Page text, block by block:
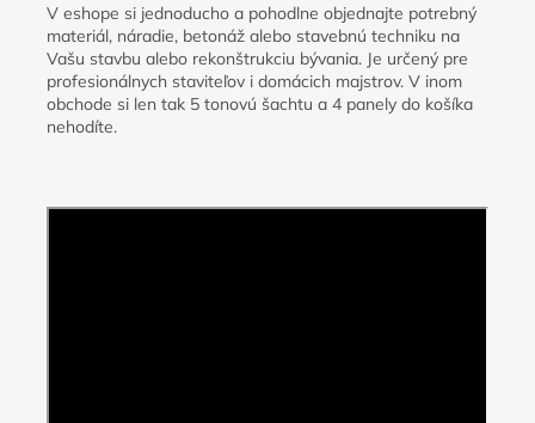
V eshope si jednoducho a pohodlne objednajte potrebný
materiál, náradie, betonáž alebo stavebnú techniku na
Vašu stavbu alebo rekonštrukciu bývania. Je určený pre
profesionálnych staviteľov i domácich majstrov. V inom
obchode si len tak 5 tonovú šachtu a 4 panely do košíka
nehodíte.